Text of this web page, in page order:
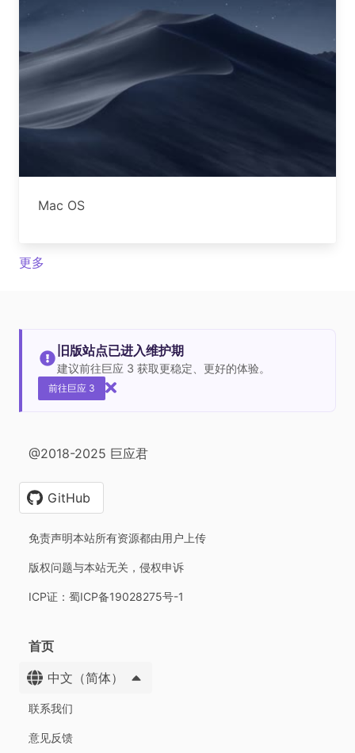
Mac OS
更多
旧版站点已进入维护期
建议前往巨应 3 获取更稳定、更好的体验。
前往巨应 3
@2018-2025 巨应君
GitHub
免责声明本站所有资源都由用户上传
版权问题与本站无关，侵权申诉
ICP证：蜀ICP备19028275号-1
首页
中文（简体）
联系我们
意见反馈